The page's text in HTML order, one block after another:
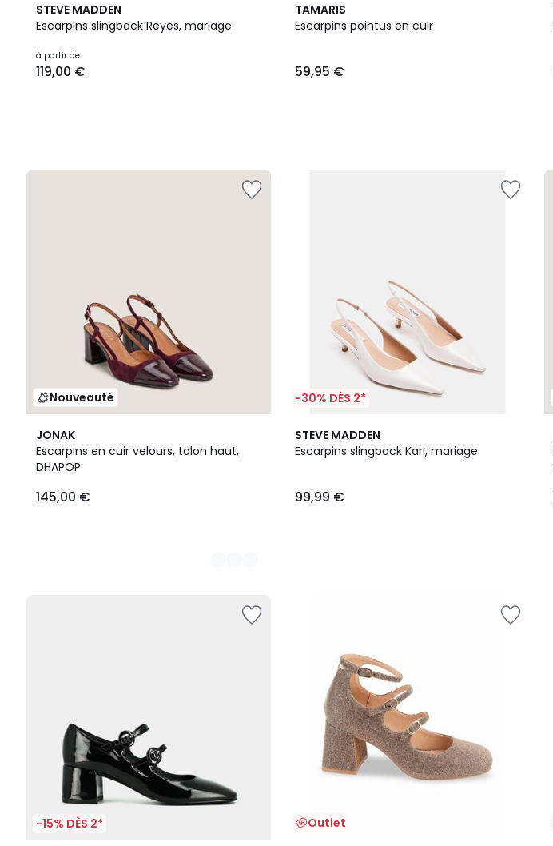
STEVE MADDEN
Escarpins slingback Reyes, mariage
à partir de
119,00 €
TAMARIS
Escarpins pointus en cuir
59,95 €
Nouveauté
JONAK
Escarpins en cuir velours, talon haut,
DHAPOP
145,00 €
2
Couleurs
-30% DÈS 2*
STEVE MADDEN
Escarpins slingback Kari, mariage
99,99 €
-15% DÈS 2* Outlet